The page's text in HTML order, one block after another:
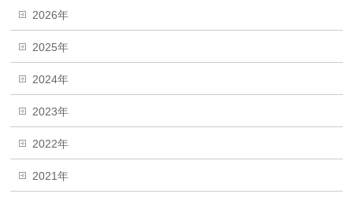
2026年
2025年
2024年
2023年
2022年
2021年